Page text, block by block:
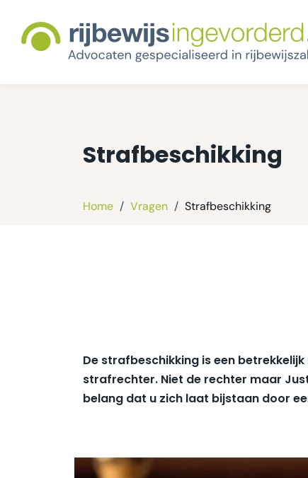
Strafbeschikking
Home / Vragen / Strafbeschikking
De strafbeschikking is een
strafrechter. Niet de rechter maar
belang dat u zich laat bijstaan door